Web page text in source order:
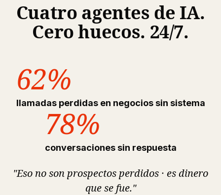
Cuatro agentes de IA.
Cero huecos. 24/7.
62%
llamadas perdidas en negocios sin sistema
78%
conversaciones sin respuesta
"Eso no son prospectos perdidos · es dinero
que se fue."